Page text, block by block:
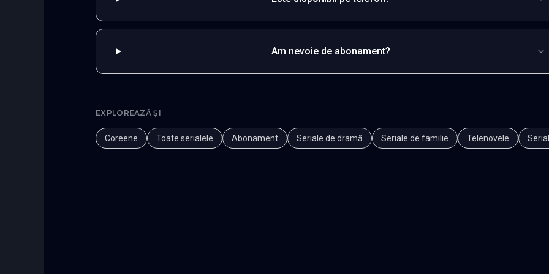
Am nevoie de abonament?
EXPLOREAZĂ ȘI
Coreene Toate serialele Abonament Seriale de dramă Seriale de familie Telenovele